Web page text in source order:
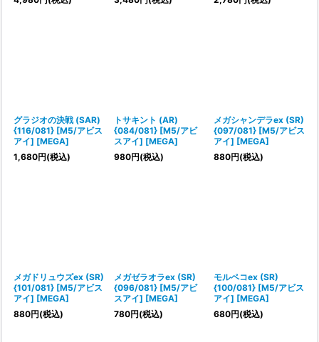
グラジオの決戦 (SAR)
{116/081} [M5/アビス
アイ] [MEGA]
1,680円(税込)
トサキント (AR)
{084/081} [M5/アビ
スアイ] [MEGA]
980円(税込)
メガシャンデラex (SR)
{097/081} [M5/アビス
アイ] [MEGA]
880円(税込)
メガドリュウズex (SR)
{101/081} [M5/アビス
アイ] [MEGA]
880円(税込)
メガゼラオラex (SR)
{096/081} [M5/アビ
スアイ] [MEGA]
780円(税込)
モルペコex (SR)
{100/081} [M5/アビス
アイ] [MEGA]
680円(税込)